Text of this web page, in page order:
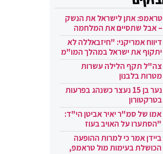
טראמפ: אתן לישראל את הנשק
– אבל שתסיים את המלחמה
בעזה
דיווח אמריקני: "חיזבאללה לא
יתקוף את ישראל במהלך המו"מ
בקטאר"
צה"ל תקף הלילה עשרות
מטרות בלבנון
נער בן 15 נעצר כשנהג בפרעות
בטרקטורון
אמו של סמ"ר יאיר אביטן הי"ד:
"הסתערו על האויב בעוז
ובגבורה"
ביידן אמר כי למרות ההופעה
הכושלת בעימות מול טראמפ,